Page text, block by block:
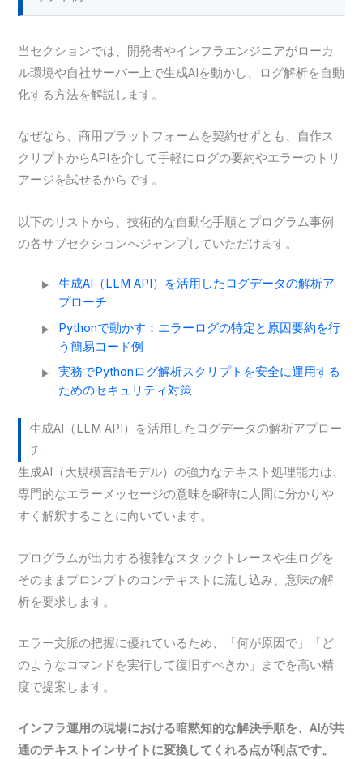
当セクションでは、開発者やインフラエンジニアがローカ
ル環境や自社サーバー上で生成AIを動かし、ログ解析を自動
化する方法を解説します。
なぜなら、商用プラットフォームを契約せずとも、自作ス
クリプトからAPIを介して手軽にログの要約やエラーのトリ
アージを試せるからです。
以下のリストから、技術的な自動化手順とプログラム事例
の各サブセクションへジャンプしていただけます。
生成AI（LLM API）を活用したログデータの解析ア
プローチ
Pythonで動かす：エラーログの特定と原因要約を行
う簡易コード例
実務でPythonログ解析スクリプトを安全に運用する
ためのセキュリティ対策
生成AI（LLM API）を活用したログデータの解析アプロー
チ
生成AI（大規模言語モデル）の強力なテキスト処理能力は、
専門的なエラーメッセージの意味を瞬時に人間に分かりや
すく解釈することに向いています。
プログラムが出力する複雑なスタックトレースや生ログを
そのままプロンプトのコンテキストに流し込み、意味の解
析を要求します。
エラー文脈の把握に優れているため、「何が原因で」「ど
のようなコマンドを実行して復旧すべきか」までを高い精
度で提案します。
インフラ運用の現場における暗黙知的な解決手順を、AIが共
通のテキストインサイトに変換してくれる点が利点です。